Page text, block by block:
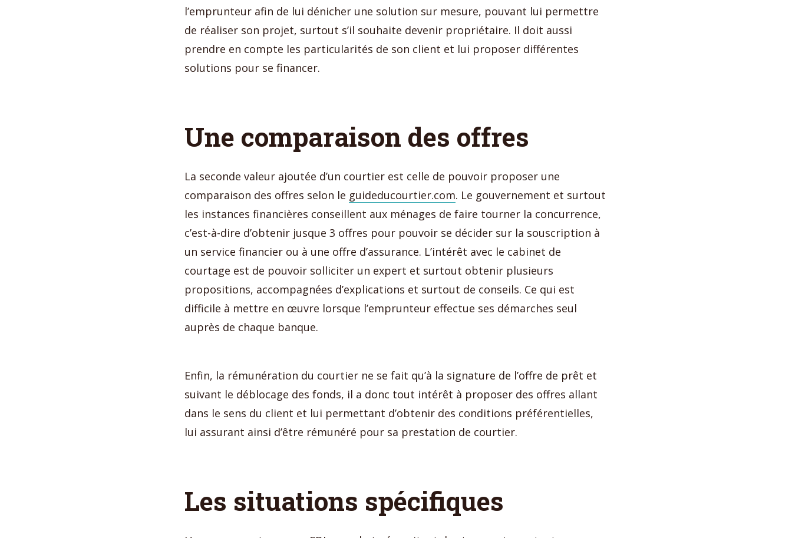
l’emprunteur afin de lui dénicher une solution sur mesure, pouvant lui permettre
de réaliser son projet, surtout s’il souhaite devenir propriétaire. Il doit aussi
prendre en compte les particularités de son client et lui proposer différentes
solutions pour se financer.
Une comparaison des offres
La seconde valeur ajoutée d’un courtier est celle de pouvoir proposer une
comparaison des offres selon le guideducourtier.com. Le gouvernement et surtout
les instances financières conseillent aux ménages de faire tourner la concurrence,
c’est-à-dire d’obtenir jusque 3 offres pour pouvoir se décider sur la souscription à
un service financier ou à une offre d’assurance. L’intérêt avec le cabinet de
courtage est de pouvoir solliciter un expert et surtout obtenir plusieurs
propositions, accompagnées d’explications et surtout de conseils. Ce qui est
difficile à mettre en œuvre lorsque l’emprunteur effectue ses démarches seul
auprès de chaque banque.
Enfin, la rémunération du courtier ne se fait qu’à la signature de l’offre de prêt et
suivant le déblocage des fonds, il a donc tout intérêt à proposer des offres allant
dans le sens du client et lui permettant d’obtenir des conditions préférentielles,
lui assurant ainsi d’être rémunéré pour sa prestation de courtier.
Les situations spécifiques